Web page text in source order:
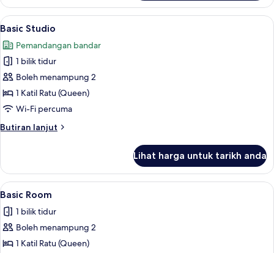
Room,
Katil
(Queen)
Lihat
semua
foto
untuk
Basic
Studio
Basic Studio | Peralatan tempat
1
Basic Studio
Pemandangan bandar
1 bilik tidur
Boleh menampung 2
1 Katil Ratu (Queen)
Wi-Fi percuma
Butiran lanjut
Butiran
Studio
Lihat harga untuk tarikh anda
Lihat
semua
foto
untuk
Basic
Basic Room | Peralatan tempat tidur
1
Basic Room
1 bilik tidur
Boleh menampung 2
1 Katil Ratu (Queen)